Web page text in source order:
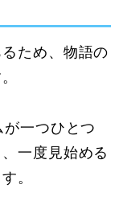
ため、物語の
一つひとつ
一度見始める
。